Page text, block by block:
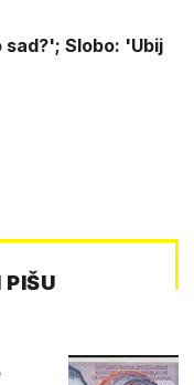
Slobo: 'Ubij
PIŠU